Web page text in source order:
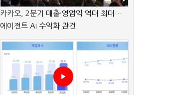
카카오, 2분기 매출·영업익 역대 최대…
에이전트 AI 수익화 관건